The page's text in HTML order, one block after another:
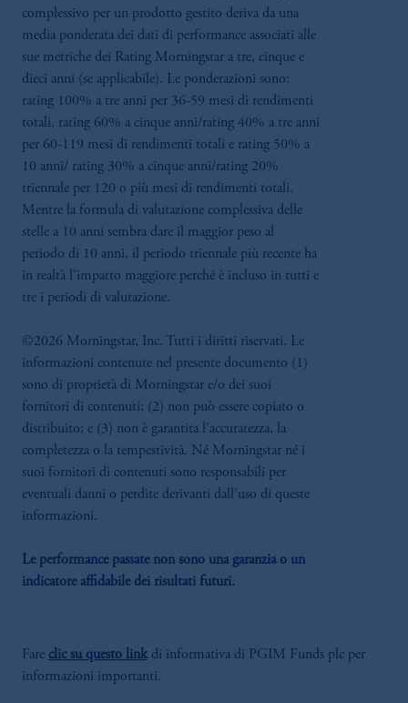
complessivo per un prodotto gestito deriva da una
media ponderata dei dati di performance associati alle
sue metriche dei Rating Morningstar a tre, cinque e
dieci anni (se applicabile). Le ponderazioni sono:
rating 100% a tre anni per 36-59 mesi di rendimenti
totali, rating 60% a cinque anni/rating 40% a tre anni
per 60-119 mesi di rendimenti totali e rating 50% a
10 anni/ rating 30% a cinque anni/rating 20%
triennale per 120 o più mesi di rendimenti totali.
Mentre la formula di valutazione complessiva delle
stelle a 10 anni sembra dare il maggior peso al
periodo di 10 anni, il periodo triennale più recente ha
in realtà l'impatto maggiore perché è incluso in tutti e
tre i periodi di valutazione.
©2026 Morningstar, Inc. Tutti i diritti riservati. Le
informazioni contenute nel presente documento (1)
sono di proprietà di Morningstar e/o dei suoi
fornitori di contenuti; (2) non può essere copiato o
distribuito; e (3) non è garantita l'accuratezza, la
completezza o la tempestività. Né Morningstar né i
suoi fornitori di contenuti sono responsabili per
eventuali danni o perdite derivanti dall'uso di queste
informazioni.
Le performance passate non sono una garanzia o un
indicatore affidabile dei risultati futuri.
Fare clic su questo linkdi informativa di PGIM Funds plc per
informazioni importanti.